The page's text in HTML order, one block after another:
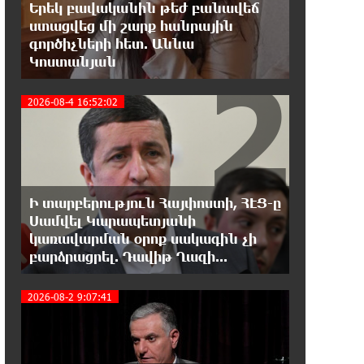
ցեղասպանության հիշատակի օրն
է․ Ուժեղ Հայաստան
18:41:31 7-08-2026
Հայաստանը ապրում է իր
գոյության ամենախայտառակ
ժամանակաշրջանը․ Գառնիկ Դավթյան
18:37:08 7-08-2026
Այսօր ամոթի օր է, այսօր
Էջմիածնում դատում են Ամենայն
Հայոց Կաթողիկոսին. Մարիաննա Ղահրամանյան
18:32:23 7-08-2026
«հակասաֆարովյան»
օրենսդրական նախաձեռնության
վերաբերյալ հիմանվորումներ․ Շիրազ Մանուկյան
Երեկ բավականին թեժ բանավեճ
ստացվեց մի շարք հանրային
գործիչների հետ. Աննա
Կոստանյան
2026-08-4 16:52:02
Ի տարբերություն Հայփոստի, ՀԷՑ-ը
Սամվել Կարապետյանի
կառավարման օրոք սակագին չի
բարձրացրել. Դավիթ Ղազի...
2
2026-08-2 9:07:41 3